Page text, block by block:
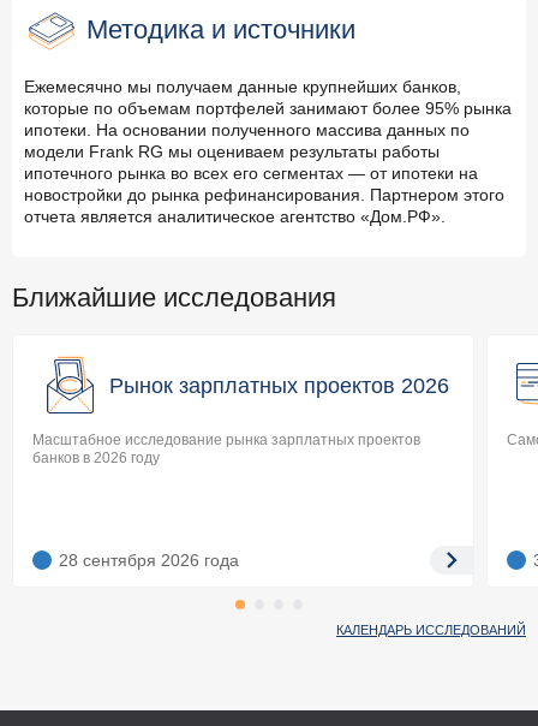
Методика и источники
Ежемесячно мы получаем данные крупнейших банков,
которые по объемам портфелей занимают более 95% рынка
ипотеки. На основании полученного массива данных по
модели Frank RG мы оцениваем результаты работы
ипотечного рынка во всех его сегментах — от ипотеки на
новостройки до рынка рефинансирования. Партнером этого
отчета является аналитическое агентство «Дом.РФ».
Ближайшие исследования
Рынок зарплатных проектов 2026
Масштабное исследование рынка зарплатных проектов
банков в 2026 году
28 сентября 2026 года
КАЛЕНДАРЬ ИССЛЕДОВАНИЙ